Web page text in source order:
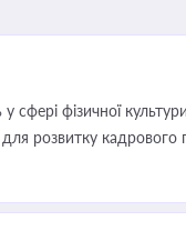
сфері фізичної
розвитку кадрового